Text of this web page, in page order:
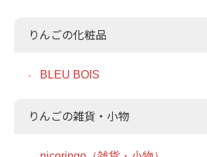
りんごの化粧品
BLEU BOIS
りんごの雑貨・小物